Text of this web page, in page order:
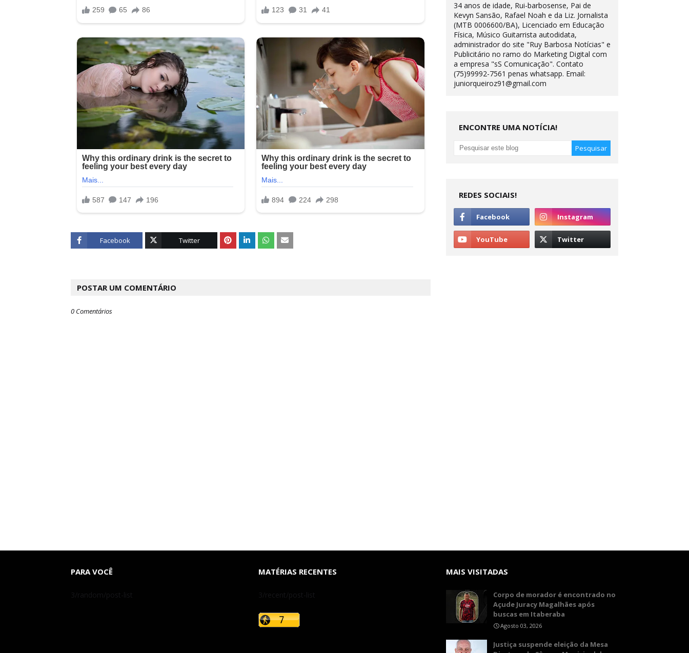
Facebook Twitter
POSTAR UM COMENTÁRIO
0 Comentários
34 anos de idade, Rui-barbosense, Pai de
Kevyn Sansão, Rafael Noah e da Liz. Jornalista
(MTB 0006600/BA), Licenciado em Educação
Física, Músico Guitarrista autodidata,
administrador do site "Ruy Barbosa Notícias" e
Publicitário no ramo do Marketing Digital com
a empresa "sS Comunicação". Contato
(75)99992-7561 penas whatsapp. Email:
juniorqueiroz91@gmail.com
ENCONTRE UMA NOTÍCIA!
REDES SOCIAIS!
PARA VOCÊ
3/random/post-list
MATÉRIAS RECENTES
3/recent/post-list
MAIS VISITADAS
Corpo de morador é encontrado no
Açude Juracy Magalhães após
buscas em Itaberaba
Agosto 03, 2026
​Justiça suspende eleição da Mesa